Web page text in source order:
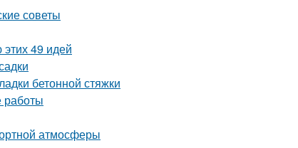
советы
49 идей
бетонной стяжки
работы
атмосферы